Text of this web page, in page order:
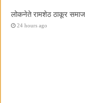
लोकनेते रामशेठ ठाकूर
24 hours ago